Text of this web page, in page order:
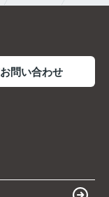
お問い合わせ